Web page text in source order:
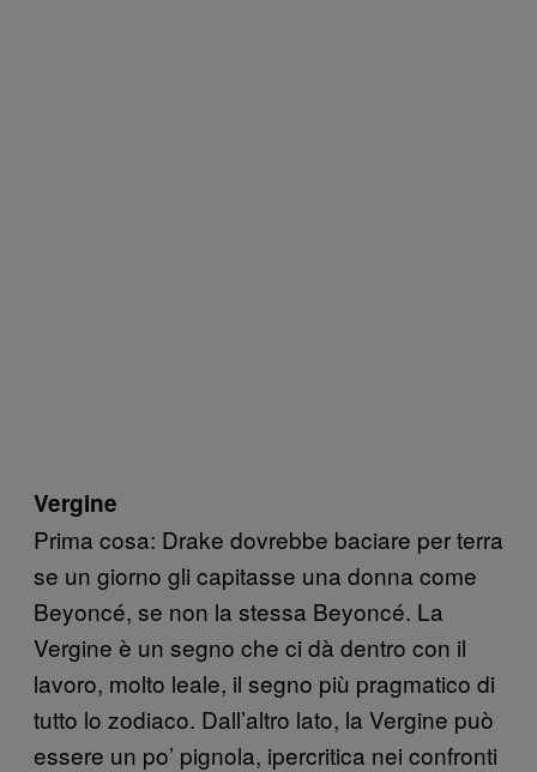
Vergine
Prima cosa: Drake dovrebbe baciare per terra
se un giorno gli capitasse una donna come
Beyoncé, se non la stessa Beyoncé. La
Vergine è un segno che ci dà dentro con il
lavoro, molto leale, il segno più pragmatico di
tutto lo zodiaco. Dall’altro lato, la Vergine può
essere un po’ pignola, ipercritica nei confronti